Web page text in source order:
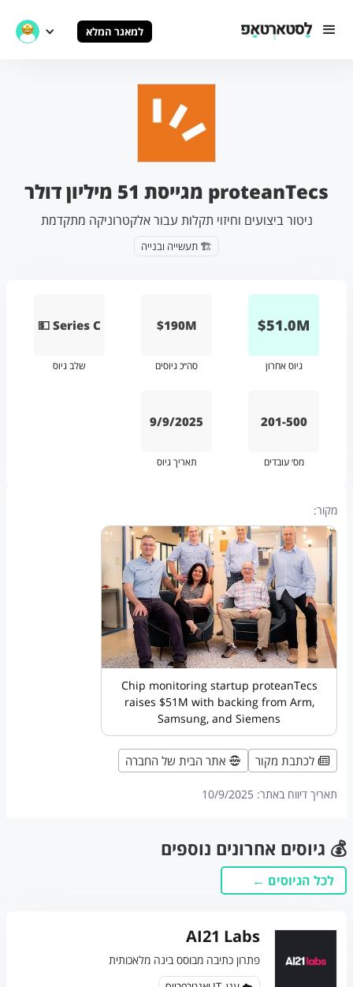
למאגר המלא
proteanTecs מגייסת 51 מיליון דולר
ניטור ביצועים וחיזוי תקלות עבור אלקטרוניקה מתקדמת
🏗️ תעשייה ובנייה
M
51.0
$
גיוס אחרון
$190M
סה״כ גיוסים
💵 Series C
שלב גיוס
201-500
מס׳ עובדים
9/9/2025
תאריך גיוס
מקור:
Chip monitoring startup proteanTecs
raises $51M with backing from Arm,
Samsung, and Siemens
לכתבת מקור אתר הבית של החברה
תאריך דיווח באתר: 10/9/2025
💰 גיוסים אחרונים נוספים
לכל הגיוסים ←
AI21 Labs
פתרון כתיבה מבוסס בינה מלאכותית